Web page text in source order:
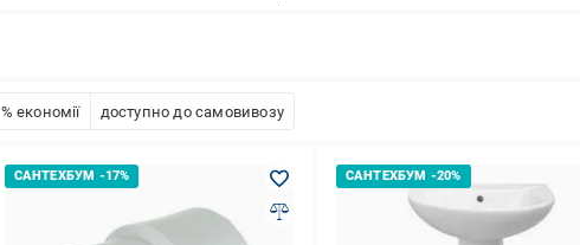
% економії доступно до самовивозу